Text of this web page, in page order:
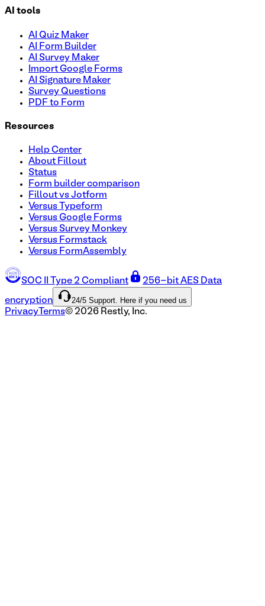
AI tools
AI Quiz Maker
AI Form Builder
AI Survey Maker
Import Google Forms
AI Signature Maker
Survey Questions
PDF to Form
Resources
Help Center
About Fillout
Status
Form builder comparison
Fillout vs Jotform
Versus Typeform
Versus Google Forms
Versus Survey Monkey
Versus Formstack
Versus FormAssembly
SOC II Type 2 Compliant 256-bit AES Data
encryption 24/5 Support. Here if you need us
Privacy Terms© 2026 Restly, Inc.